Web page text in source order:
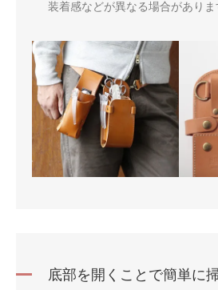
装着感などが異なる場合がありま
底部を開くことで簡単に